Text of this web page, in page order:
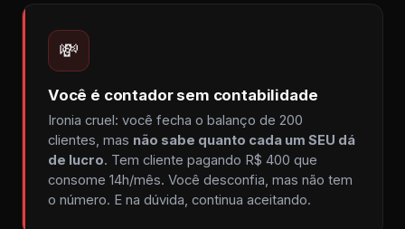
💸
Você é contador sem contabilidade
Ironia cruel: você fecha o balanço de 200
clientes, mas não sabe quanto cada um SEU dá
de lucro. Tem cliente pagando R$ 400 que
consome 14h/mês. Você desconfia, mas não tem
o número. E na dúvida, continua aceitando.